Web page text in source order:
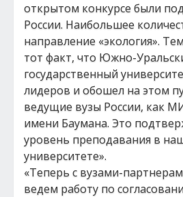
открытом конкурсе были
России. Наибольшее
направление «экология».
тот факт, что Южно-
государственный
лидеров и обошел на этом
ведущие вузы России, как
имени Баумана. Это
уровень преподавания в
университете».
«Теперь с вузами-
ведем работу по